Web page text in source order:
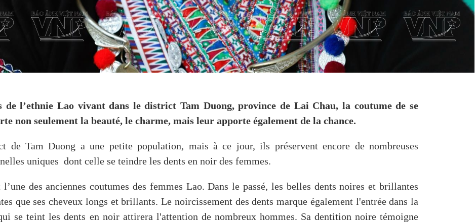
de l’ethnie Lao vivant dans le district Tam Duong, province de Lai Chau, la coutume de se
non seulement la beauté, le charme, mais leur apporte également de la chance.
de Tam Duong a une petite population, mais à ce jour, ils préservent encore de nombreuses
uniques dont celle se teindre les dents en noir des femmes.
des anciennes coutumes des femmes Lao. Dans le passé, les belles dents noires et brillantes
que ses cheveux longs et brillants. Le noircissement des dents marque également l'entrée dans la
se teint les dents en noir attirera l'attention de nombreux hommes. Sa dentition noire témoigne